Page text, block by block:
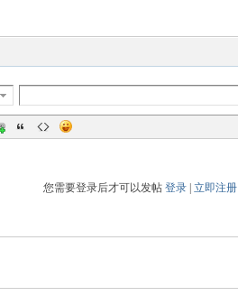
您需要登录后才可以发帖 登录| 立即注册